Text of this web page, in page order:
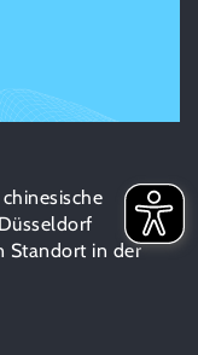
Standort in der